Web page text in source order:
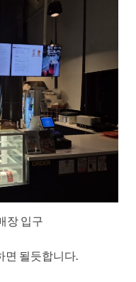
장 입구
면 될듯합니다.